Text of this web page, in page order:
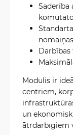
Saderība
Darbības
Modulis ir
centriem,
un
ātrdarbīgiem